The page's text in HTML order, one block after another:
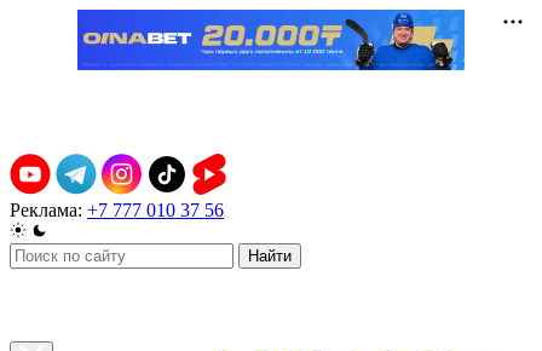
Реклама: +7 777 010 37 56
Найти